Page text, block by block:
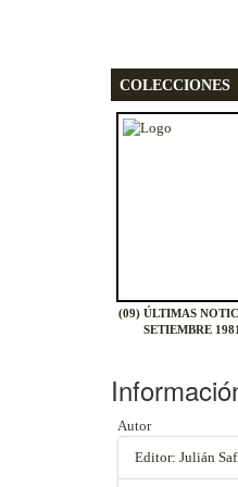
COLECCIONES
(09) ÚLTIMAS
SETIEMBRE 1981
Autor
Editor: Julián